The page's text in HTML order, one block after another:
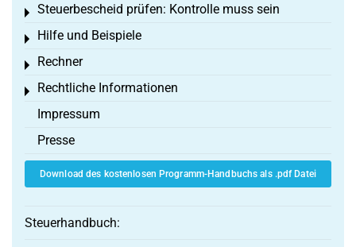
Steuerbescheid prüfen: Kontrolle muss sein
Toggle menu
Hilfe und Beispiele
Toggle menu
Rechner
Toggle menu
Rechtliche Informationen
Toggle menu
Impressum
Presse
Download des kostenlosen Programm-Handbuchs als .pdf Datei
Steuerhandbuch: